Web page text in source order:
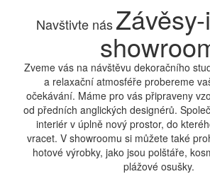
Navštivte nás
Zveme vás na návštěvu dekoračního
a relaxační atmosféře probereme
očekávání. Máme pro vás připraveny
od předních anglických designérů.
interiér v úplně nový prostor, do
vracet. V showroomu si můžete také
hotové výrobky, jako jsou polštáře,
plážové osušky.